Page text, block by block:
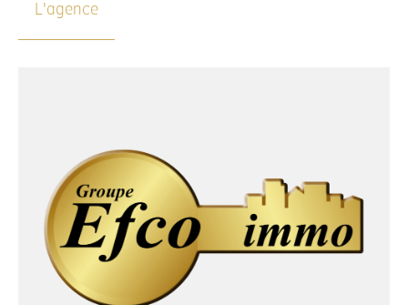
L'agence